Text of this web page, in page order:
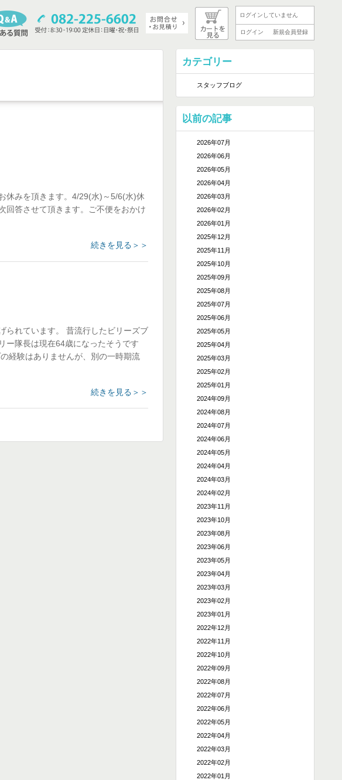
ログインしていません
ログイン 新規会員登録
休みを頂きます。4/29(水)～5/6(水)休
回答させて頂きます。ご不便をおかけ
続きを見る＞＞
られています。 昔流行したビリーズブ
ー隊長は現在64歳になったそうです
経験はありませんが、別の一時期流
続きを見る＞＞
カテゴリー
スタッフブログ
以前の記事
2026年07月
2026年06月
2026年05月
2026年04月
2026年03月
2026年02月
2026年01月
2025年12月
2025年11月
2025年10月
2025年09月
2025年08月
2025年07月
2025年06月
2025年05月
2025年04月
2025年03月
2025年02月
2025年01月
2024年09月
2024年08月
2024年07月
2024年06月
2024年05月
2024年04月
2024年03月
2024年02月
2023年11月
2023年10月
2023年08月
2023年06月
2023年05月
2023年04月
2023年03月
2023年02月
2023年01月
2022年12月
2022年11月
2022年10月
2022年09月
2022年08月
2022年07月
2022年06月
2022年05月
2022年04月
2022年03月
2022年02月
2022年01月